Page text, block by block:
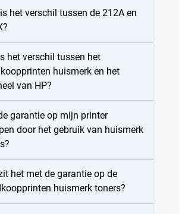
het verschil tussen de 212A en
het verschil tussen het
huismerk en het
van HP?
garantie op mijn printer
door het gebruik van huismerk
het met de garantie op de
huismerk toners?